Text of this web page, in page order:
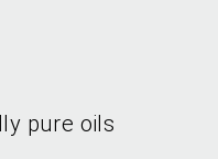
pure oils